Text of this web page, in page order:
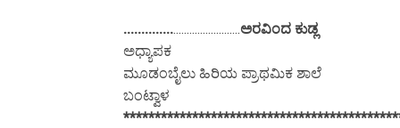
.......................................ಅರವಿಂದ ಕುಡ್ಲ
ಅಧ್ಯಾಪಕ
ಮೂಡಂಬೈಲು ಹಿರಿಯ ಪ್ರಾಥಮಿಕ ಶಾಲೆ
ಬಂಟ್ವಾಳ